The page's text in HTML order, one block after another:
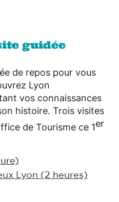
guidée
de repos pour vous
Lyon
vos connaissances
histoire. Trois visites
de Tourisme ce 1er
Lyon (2 heures)